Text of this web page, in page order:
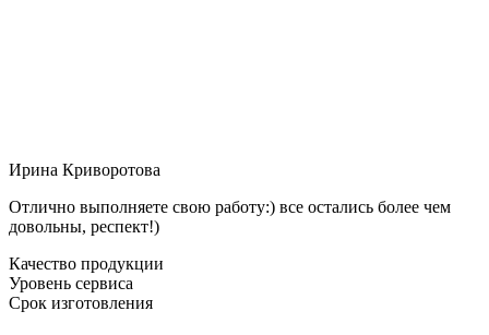
Ирина Криворотова
Отлично выполняете свою работу:) все остались более чем
довольны, респект!)
Качество продукции
Уровень сервиса
Срок изготовления